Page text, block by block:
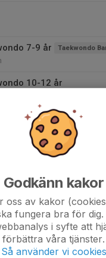
7-9 år Taekwondo
10-12 år
12+ Taekwondo (12+)
Poomsae/Kamp
Poomsae/Kamp
Godkänn kakor
oss av kakor
fungera bra för dig.
i syfte att
förbättra våra tjänster.
Så använder vi cookies